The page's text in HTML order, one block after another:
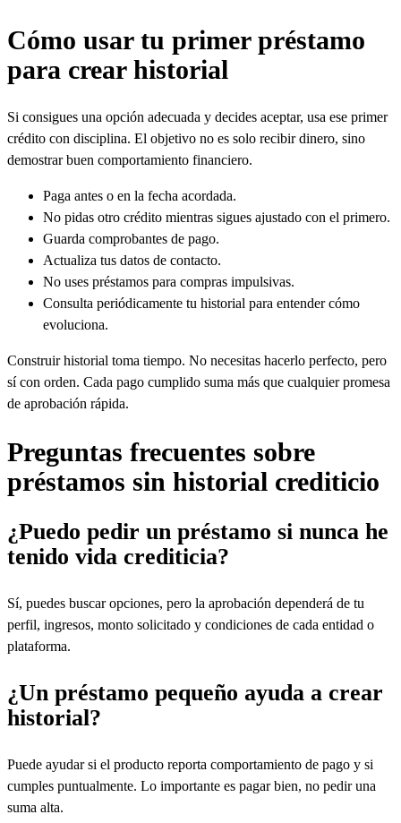
Cómo usar tu primer préstamo
para crear historial
Si consigues una opción adecuada y decides aceptar, usa ese primer
crédito con disciplina. El objetivo no es solo recibir dinero, sino
demostrar buen comportamiento financiero.
Paga antes o en la fecha acordada.
No pidas otro crédito mientras sigues ajustado con el primero.
Guarda comprobantes de pago.
Actualiza tus datos de contacto.
No uses préstamos para compras impulsivas.
Consulta periódicamente tu historial para entender cómo
evoluciona.
Construir historial toma tiempo. No necesitas hacerlo perfecto, pero
sí con orden. Cada pago cumplido suma más que cualquier promesa
de aprobación rápida.
Preguntas frecuentes sobre
préstamos sin historial crediticio
¿Puedo pedir un préstamo si nunca he
tenido vida crediticia?
Sí, puedes buscar opciones, pero la aprobación dependerá de tu
perfil, ingresos, monto solicitado y condiciones de cada entidad o
plataforma.
¿Un préstamo pequeño ayuda a crear
historial?
Puede ayudar si el producto reporta comportamiento de pago y si
cumples puntualmente. Lo importante es pagar bien, no pedir una
suma alta.